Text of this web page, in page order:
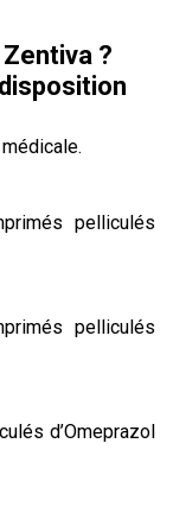
?
pelliculés
pelliculés
d’Omeprazol